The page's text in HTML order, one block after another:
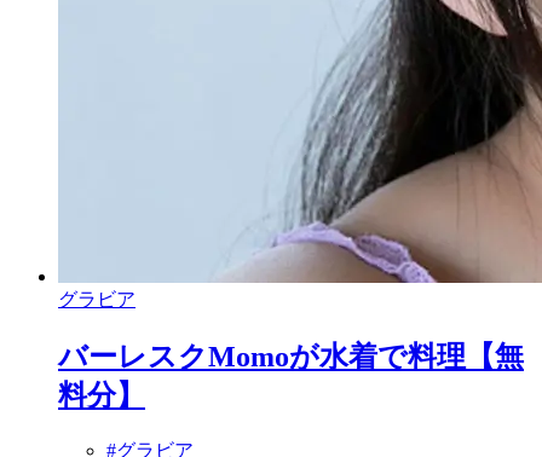
グラビア
バーレスクMomoが水着で料理【無
料分】
#グラビア